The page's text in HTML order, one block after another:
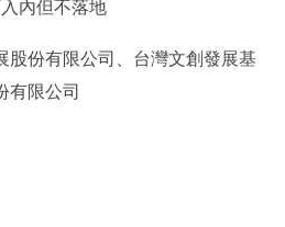
內但不落地
股份有限公司、台灣文創發展基
有限公司